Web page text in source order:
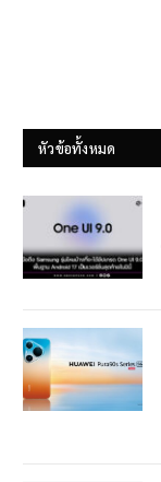
หัวข้อทั้งหมด